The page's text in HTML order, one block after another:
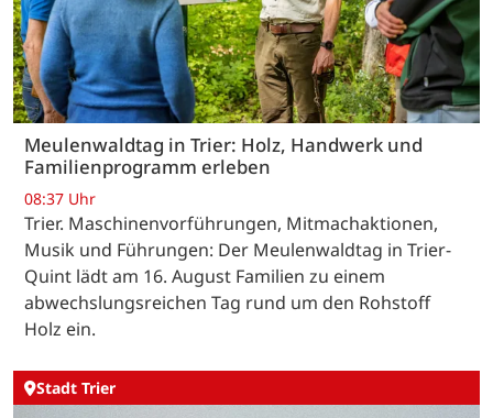
Meulenwaldtag in Trier: Holz, Handwerk und
Familienprogramm erleben
08:37 Uhr
Trier. Maschinenvorführungen, Mitmachaktionen,
Musik und Führungen: Der Meulenwaldtag in Trier-
Quint lädt am 16. August Familien zu einem
abwechslungsreichen Tag rund um den Rohstoff
Holz ein.
Stadt Trier